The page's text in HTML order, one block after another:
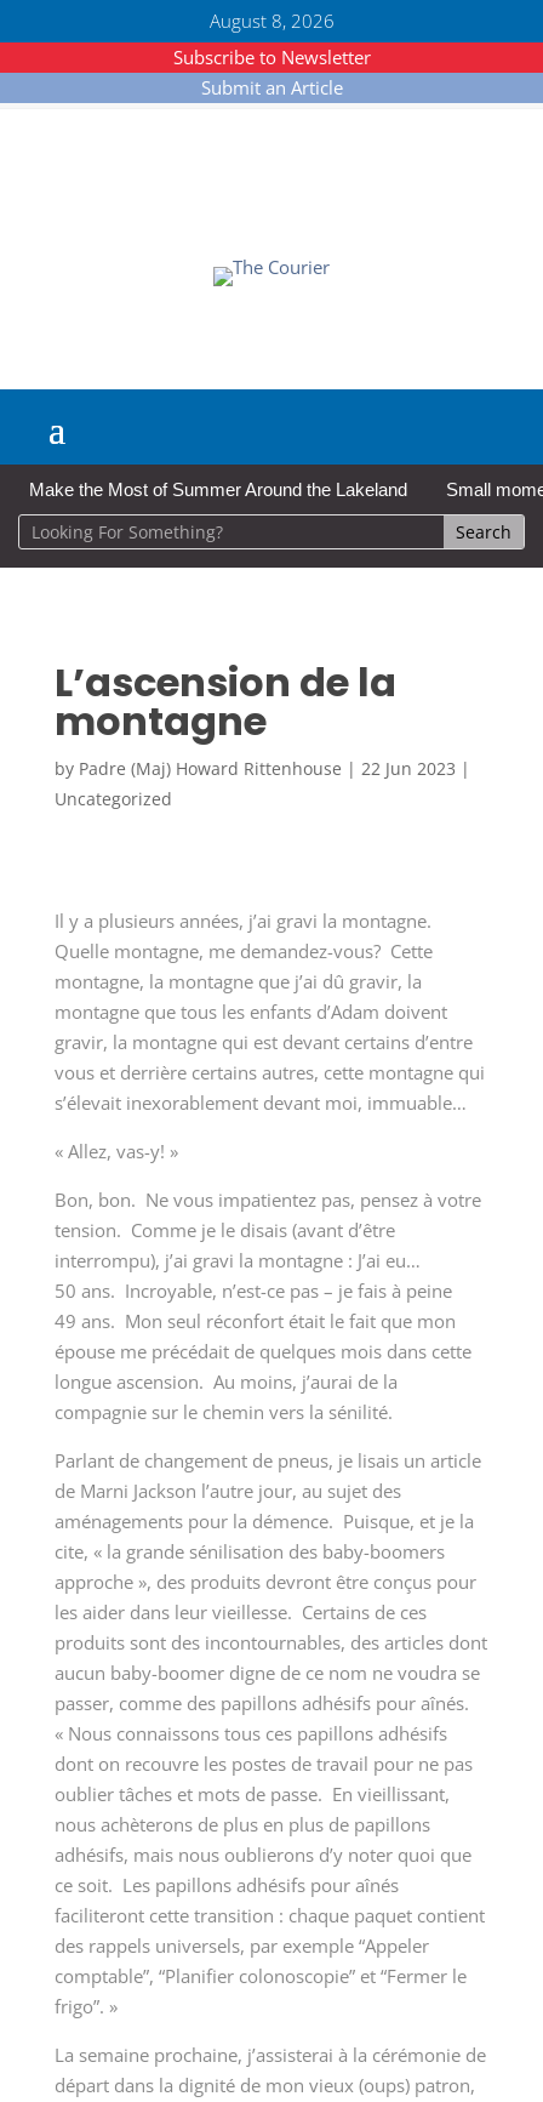
August 8, 2026
Subscribe to Newsletter
Submit an Article
Make the Most of Summer Around the Lakeland Small
L’ascension de la
montagne
by Padre (Maj) Howard Rittenhouse | 22 Jun 2023 |
Uncategorized
Il y a plusieurs années, j’ai gravi la montagne.
Quelle montagne, me demandez-vous? Cette
montagne, la montagne que j’ai dû gravir, la
montagne que tous les enfants d’Adam doivent
gravir, la montagne qui est devant certains d’entre
vous et derrière certains autres, cette montagne qui
s’élevait inexorablement devant moi, immuable…
« Allez, vas-y! »
Bon, bon. Ne vous impatientez pas, pensez à votre
tension. Comme je le disais (avant d’être
interrompu), j’ai gravi la montagne : J’ai eu…
50 ans. Incroyable, n’est-ce pas – je fais à peine
49 ans. Mon seul réconfort était le fait que mon
épouse me précédait de quelques mois dans cette
longue ascension. Au moins, j’aurai de la
compagnie sur le chemin vers la sénilité.
Parlant de changement de pneus, je lisais un article
de Marni Jackson l’autre jour, au sujet des
aménagements pour la démence. Puisque, et je la
cite, « la grande sénilisation des baby-boomers
approche », des produits devront être conçus pour
les aider dans leur vieillesse. Certains de ces
produits sont des incontournables, des articles dont
aucun baby-boomer digne de ce nom ne voudra se
passer, comme des papillons adhésifs pour aînés.
« Nous connaissons tous ces papillons adhésifs
dont on recouvre les postes de travail pour ne pas
oublier tâches et mots de passe. En vieillissant,
nous achèterons de plus en plus de papillons
adhésifs, mais nous oublierons d’y noter quoi que
ce soit. Les papillons adhésifs pour aînés
faciliteront cette transition : chaque paquet contient
des rappels universels, par exemple “Appeler
comptable”, “Planifier colonoscopie” et “Fermer le
frigo”. »
La semaine prochaine, j’assisterai à la cérémonie de
départ dans la dignité de mon vieux (oups) patron,